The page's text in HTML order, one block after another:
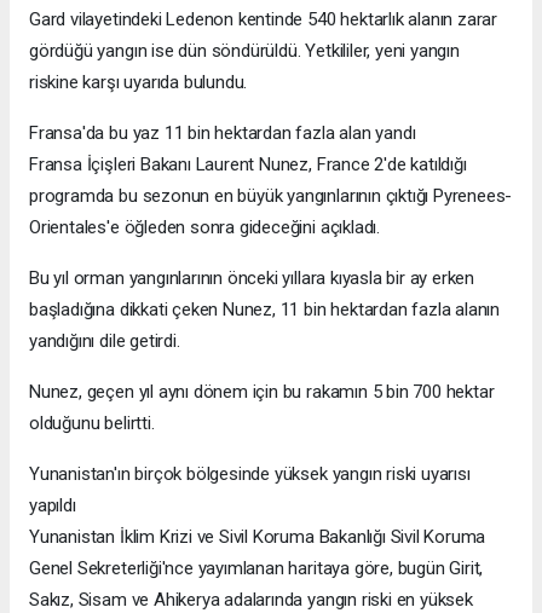
Gard vilayetindeki Ledenon kentinde 540 hektarlık alanın zarar
gördüğü yangın ise dün söndürüldü. Yetkililer, yeni yangın
riskine karşı uyarıda bulundu.
Fransa'da bu yaz 11 bin hektardan fazla alan yandı
Fransa İçişleri Bakanı Laurent Nunez, France 2'de katıldığı
programda bu sezonun en büyük yangınlarının çıktığı Pyrenees-
Orientales'e öğleden sonra gideceğini açıkladı.
Bu yıl orman yangınlarının önceki yıllara kıyasla bir ay erken
başladığına dikkati çeken Nunez, 11 bin hektardan fazla alanın
yandığını dile getirdi.
Nunez, geçen yıl aynı dönem için bu rakamın 5 bin 700 hektar
olduğunu belirtti.
Yunanistan'ın birçok bölgesinde yüksek yangın riski uyarısı
yapıldı
Yunanistan İklim Krizi ve Sivil Koruma Bakanlığı Sivil Koruma
Genel Sekreterliği'nce yayımlanan haritaya göre, bugün Girit,
Sakız, Sisam ve Ahikerya adalarında yangın riski en yüksek